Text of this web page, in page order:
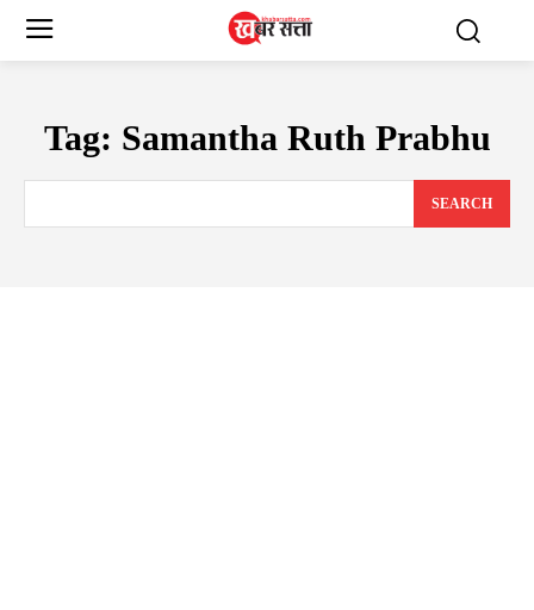
Tag: Samantha Ruth Prabhu
SEARCH